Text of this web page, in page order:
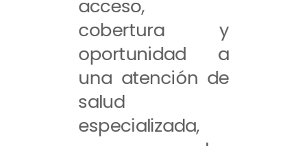
acceso,
cobertura y
oportunidad a
una atención de
salud
especializada,